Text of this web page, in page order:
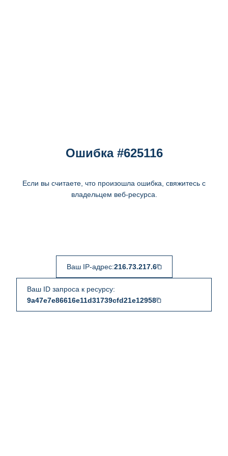
Ошибка #625116
Если вы считаете, что произошла ошибка, свяжитесь с
владельцем веб-ресурса.
Ваш IP-адрес:216.73.217.6
Ваш ID запроса к ресурсу:
9a47e7e86616e11d31739cfd21e12958